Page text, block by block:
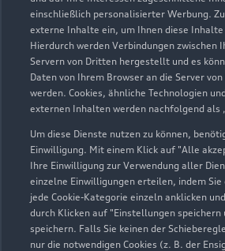
einschließlich personalisierter Werbung.
externe Inhalte ein, um Ihnen diese Inhalte
Hierdurch werden Verbindungen zwischen
Servern von Dritten hergestellt und es
Daten von Ihrem Browser an die Server
werden. Cookies, ähnliche Technologien
externen Inhalten werden nachfolgend als
Um diese Dienste nutzen zu können,
Einwilligung. Mit einem Klick auf "Alle
Ihre Einwilligung zur Verwendung aller
einzelne Einwilligungen erteilen, indem
jede Cookie-Kategorie einzeln anklicken
durch Klicken auf "Einstellungen
speichern. Falls Sie keinen der
nur die notwendigen Cookies (z. B. der
Splieterstraße 69
48231 Warendorf
02581 789770
warendorf@autohaus-
Kontaktdaten herunterladen